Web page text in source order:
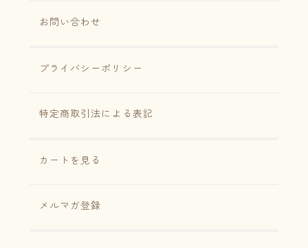
お問い合わせ
プライバシーポリシー
特定商取引法による表記
カートを見る
メルマガ登録